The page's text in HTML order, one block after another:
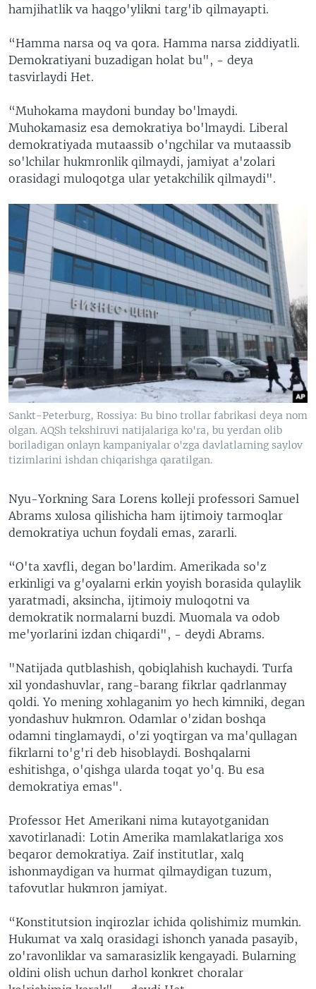
hamjihatlik va haqgo'ylikni targ'ib qilmayapti.
“Hamma narsa oq va qora. Hamma narsa ziddiyatli.
Demokratiyani buzadigan holat bu", - deya
tasvirlaydi Het.
“Muhokama maydoni bunday bo'lmaydi.
Muhokamasiz esa demokratiya bo'lmaydi. Liberal
demokratiyada mutaassib o'ngchilar va mutaassib
so'lchilar hukmronlik qilmaydi, jamiyat a'zolari
orasidagi muloqotga ular yetakchilik qilmaydi".
Sankt-Peterburg, Rossiya: Bu bino trollar fabrikasi deya nom
olgan. AQSh tekshiruvi natijalariga ko'ra, bu yerdan olib
boriladigan onlayn kampaniyalar o'zga davlatlarning saylov
tizimlarini ishdan chiqarishga qaratilgan.
Nyu-Yorkning Sara Lorens kolleji professori Samuel
Abrams xulosa qilishicha ham ijtimoiy tarmoqlar
demokratiya uchun foydali emas, zararli.
“O'ta xavfli, degan bo'lardim. Amerikada so'z
erkinligi va g'oyalarni erkin yoyish borasida qulaylik
yaratmadi, aksincha, ijtimoiy muloqotni va
demokratik normalarni buzdi. Muomala va odob
me'yorlarini izdan chiqardi", - deydi Abrams.
"Natijada qutblashish, qobiqlahish kuchaydi. Turfa
xil yondashuvlar, rang-barang fikrlar qadrlanmay
qoldi. Yo mening xohlaganim yo hech kimniki, degan
yondashuv hukmron. Odamlar o'zidan boshqa
odamni tinglamaydi, o'zi yoqtirgan va ma'qullagan
fikrlarni to'g'ri deb hisoblaydi. Boshqalarni
eshitishga, o'qishga ularda toqat yo'q. Bu esa
demokratiya emas".
Professor Het Amerikani nima kutayotganidan
xavotirlanadi: Lotin Amerika mamlakatlariga xos
beqaror demokratiya. Zaif institutlar, xalq
ishonmaydigan va hurmat qilmaydigan tuzum,
tafovutlar hukmron jamiyat.
“Konstitutsion inqirozlar ichida qolishimiz mumkin.
Hukumat va xalq orasidagi ishonch yanada pasayib,
zo'ravonliklar va samarasizlik kengayadi. Bularning
oldini olish uchun darhol konkret choralar